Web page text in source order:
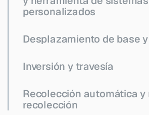
personalizados
Desplazamiento de base
Inversión y travesía
Recolección automática y
recolección